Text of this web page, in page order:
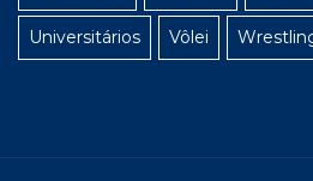
Universitários Vôlei